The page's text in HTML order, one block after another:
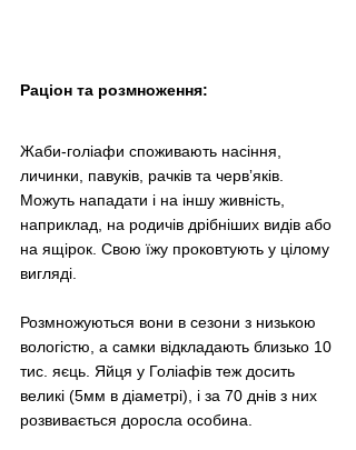
Раціон та розмноження:
Жаби-голіафи споживають насіння,
личинки, павуків, рачків та червʼяків.
Можуть нападати і на іншу живність,
наприклад, на родичів дрібніших видів або
на ящірок. Свою їжу проковтують у цілому
вигляді.
Розмножуються вони в сезони з низькою
вологістю, а самки відкладають близько 10
тис. яєць. Яйця у Голіафів теж досить
великі (5мм в діаметрі), і за 70 днів з них
розвивається доросла особина.